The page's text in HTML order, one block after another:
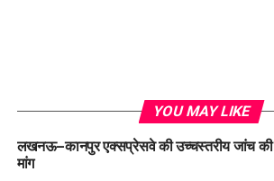
YOU MAY LIKE
लखनऊ–कानपुर एक्सप्रेसवे की उच्चस्तरीय जांच की
मांग